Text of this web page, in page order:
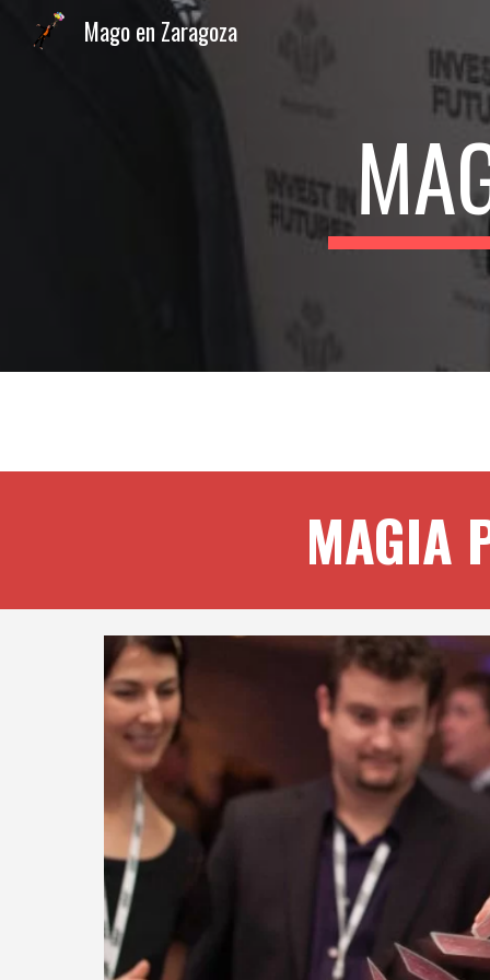
Mago en Zaragoza
MAGIA